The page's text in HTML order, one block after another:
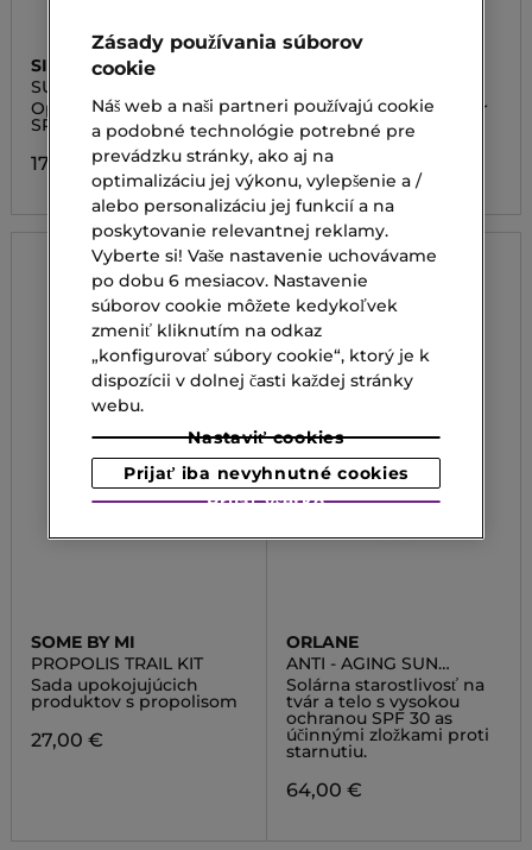
SISLEY
SUPER SOIN SOLAIRE
Opaľovací krém na telo s
SPF30
178,00 €
Opaľovací krém na tvár
SPF30+
237,00 €
SOME BY MI
PROPOLIS TRAIL KIT
Sada upokojujúcich
produktov s propolisom
27,00 €
ORLANE
ANTI - AGING SUN
CREAM FACE AND BODY
SPF 30
Solárna starostlivosť na
tvár a telo s vysokou
ochranou SPF 30 as
účinnými zložkami proti
starnutiu.
64,00 €
Zásady používania súborov
cookie
Náš web a naši partneri používajú cookie
a podobné technológie potrebné pre
prevádzku stránky, ako aj na
optimalizáciu jej výkonu, vylepšenie a /
alebo personalizáciu jej funkcií a na
poskytovanie relevantnej reklamy.
Vyberte si! Vaše nastavenie uchovávame
po dobu 6 mesiacov. Nastavenie
súborov cookie môžete kedykoľvek
zmeniť kliknutím na odkaz
„konfigurovať súbory cookie“, ktorý je k
dispozícii v dolnej časti každej stránky
webu.
Nastaviť cookies
Prijať iba nevyhnutné cookies
Prijať všetko